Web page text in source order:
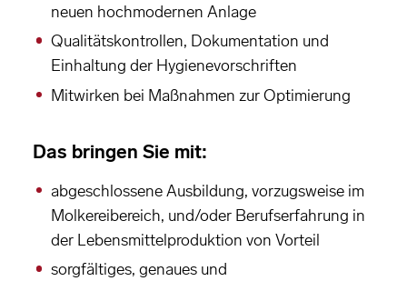
neuen hochmodernen Anlage
Qualitätskontrollen, Dokumentation und
Einhaltung der Hygienevorschriften
Mitwirken bei Maßnahmen zur Optimierung
Das bringen Sie mit:
abgeschlossene Ausbildung, vorzugsweise im
Molkereibereich, und/oder Berufserfahrung in
der Lebensmittelproduktion von Vorteil
sorgfältiges, genaues und